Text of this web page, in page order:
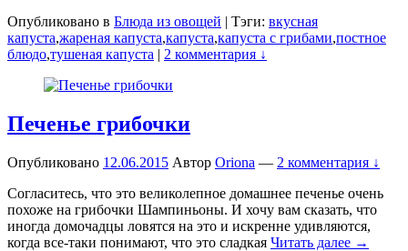
Опубликовано в Блюда из овощей | Тэги: вкусная
капуста,жареная капуста,капуста,капуста с грибами,постное
блюдо,тушеная капуста | 2 комментария ↓
Печенье грибочки
Опубликовано 12.06.2015 Автор Oriona — 2 комментария ↓
Согласитесь, что это великолепное домашнее печенье очень
похоже на грибочки Шампиньоны. И хочу вам сказать, что
иногда домочадцы ловятся на это и искренне удивляются,
когда все-таки понимают, что это сладкая Читать далее →